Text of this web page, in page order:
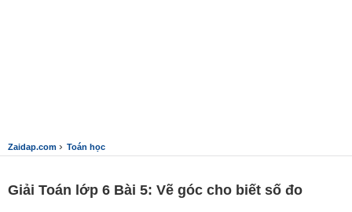
Zaidap.com › Toán học
Giải Toán lớp 6 Bài 5: Vẽ góc cho biết số đo